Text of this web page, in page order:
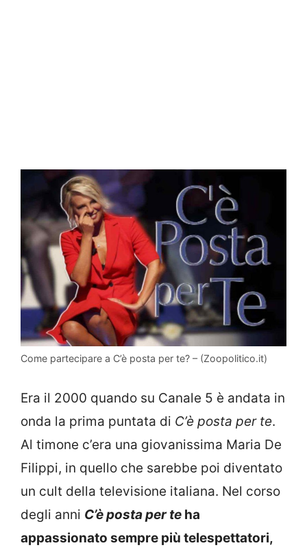
Come partecipare a C’è posta per te? – (Zoopolitico.it)
Era il 2000 quando su Canale 5 è andata in
onda la prima puntata di C’è posta per te.
Al timone c’era una giovanissima Maria De
Filippi, in quello che sarebbe poi diventato
un cult della televisione italiana. Nel corso
degli anni C’è posta per te ha
appassionato sempre più telespettatori,